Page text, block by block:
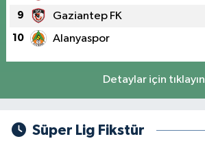
9 Gaziantep FK
10 Alanyaspor
Detaylar için tıklayın
Süper Lig Fikstür